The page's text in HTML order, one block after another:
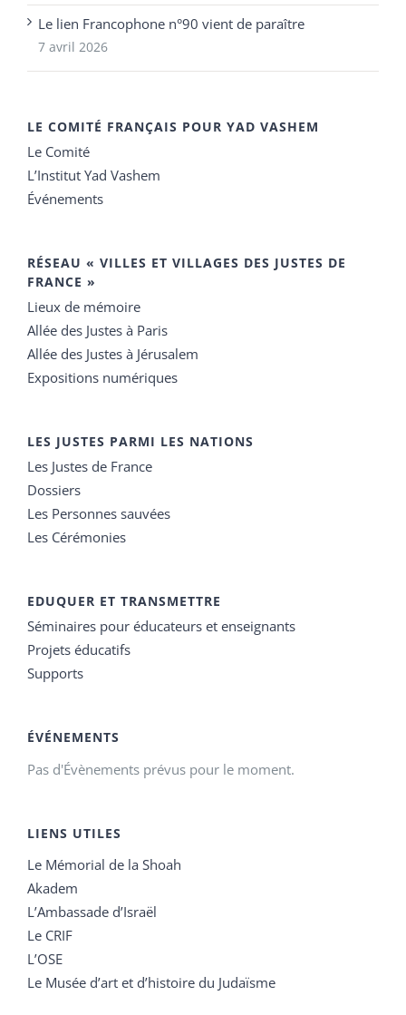
Le lien Francophone n°90 vient de paraître
7 avril 2026
LE COMITÉ FRANÇAIS POUR YAD VASHEM
Le Comité
L’Institut Yad Vashem
Événements
RÉSEAU « VILLES ET VILLAGES DES JUSTES DE
FRANCE »
Lieux de mémoire
Allée des Justes à Paris
Allée des Justes à Jérusalem
Expositions numériques
LES JUSTES PARMI LES NATIONS
Les Justes de France
Dossiers
Les Personnes sauvées
Les Cérémonies
EDUQUER ET TRANSMETTRE
Séminaires pour éducateurs et enseignants
Projets éducatifs
Supports
ÉVÉNEMENTS
Pas d'Évènements prévus pour le moment.
LIENS UTILES
Le Mémorial de la Shoah
Akadem
L’Ambassade d’Israël
Le CRIF
L’OSE
Le Musée d’art et d’histoire du Judaïsme